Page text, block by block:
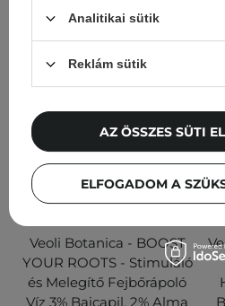
Veoli Botanica - BOOST
YOUR ROOTS - Stimuláló
és Melegítő Fejbőrápoló
Víz 3% Baicapil, 2% Alma
Analitikai sütik
Reklám sütik
ELFOGADOM A
AZ ÖSSZES SÜTI